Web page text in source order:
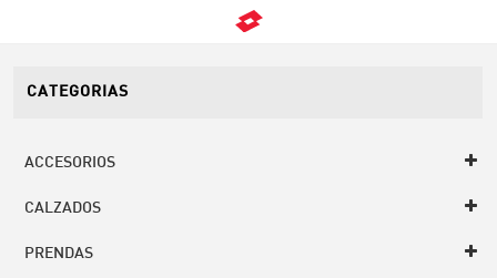
CATEGORIAS
ACCESORIOS
CALZADOS
PRENDAS